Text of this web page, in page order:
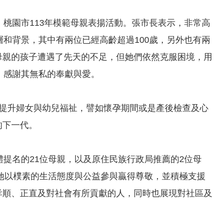
園市113年模範母親表揚活動。張市長表示，非常高
背景，其中有兩位已經高齡超過100歲，另外也有兩
的孩子遭遇了先天的不足，但她們依然克服困境，用
謝其無私的奉獻與愛。
升婦女與幼兒福祉，譬如懷孕期間或是產後檢查及心
一代。
名的21位母親，以及原住民族行政局推薦的2位母
樸素的生活態度與公益參與贏得尊敬，並積極支援
、正直及對社會有所貢獻的人，同時也展現對社區及